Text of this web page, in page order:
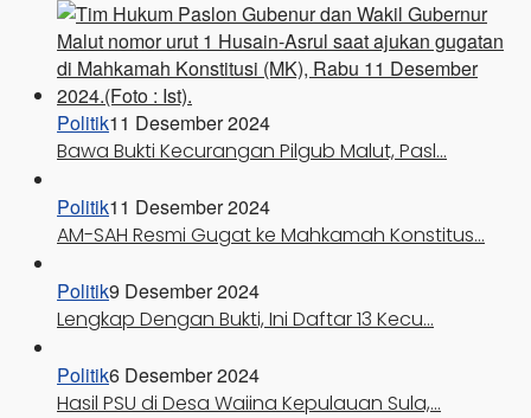
Politik11 Desember 2024
Bawa Bukti Kecurangan Pilgub Malut, Pasl…
Politik11 Desember 2024
AM-SAH Resmi Gugat ke Mahkamah Konstitus…
Politik9 Desember 2024
Lengkap Dengan Bukti, Ini Daftar 13 Kecu…
Politik6 Desember 2024
Hasil PSU di Desa Waiina Kepulauan Sula,…